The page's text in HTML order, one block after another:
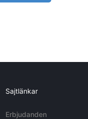
Sajtlänkar
Erbjudanden